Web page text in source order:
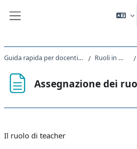
Guida rapida per docenti a Moodle Ruoli in Moodle
Assegnazione dei
Il ruolo di teacher